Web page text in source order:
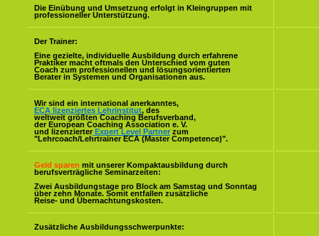
Die Einübung und Umsetzung erfolgt in Kleingruppen mit
professioneller Unterstützung.
Der Trainer:
Eine gezielte, individuelle Ausbildung durch erfahrene
Praktiker macht oftmals den Unterschied vom guten
Coach zum professionellen und lösungsorientierten
Berater in Systemen und Organisationen aus.
Wir sind ein international anerkanntes,
ECA lizenziertes Lehrinstitut, des
weltweit größten Coaching Berufsverband,
der European Coaching Association e. V.
und lizenzierter Expert Level Partner zum
"Lehrcoach/Lehrtrainer ECA (Master Competence)".
Geld sparen mit unserer Kompaktausbildung durch
berufsverträgliche Seminarzeiten:
Zwei Ausbildungstage pro Block am Samstag und Sonntag
über zehn Monate. Somit entfallen zusätzliche
Reise- und Übernachtungskosten.
Zusätzliche Ausbildungsschwerpunkte: